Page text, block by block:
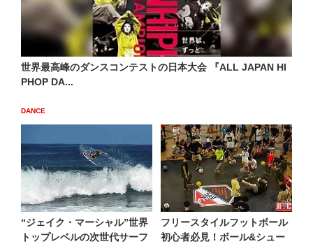
世界最高峰のダンスコンテストの日本大会 『ALL JAPAN HI
PHOP DA...
DANCE
“ジェイク・マーシャル”世界
トップレベルの次世代サーフ
フリースタイルフットボール
初心者必見！ボール&シュー